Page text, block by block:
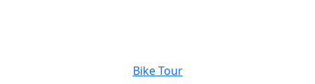
Bike Tour